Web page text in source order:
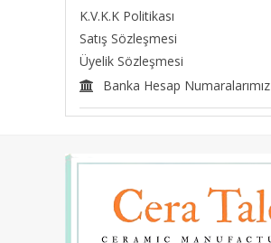
K.V.K.K Politikası
Satış Sözleşmesi
Üyelik Sözleşmesi
Banka Hesap Numaralarımız